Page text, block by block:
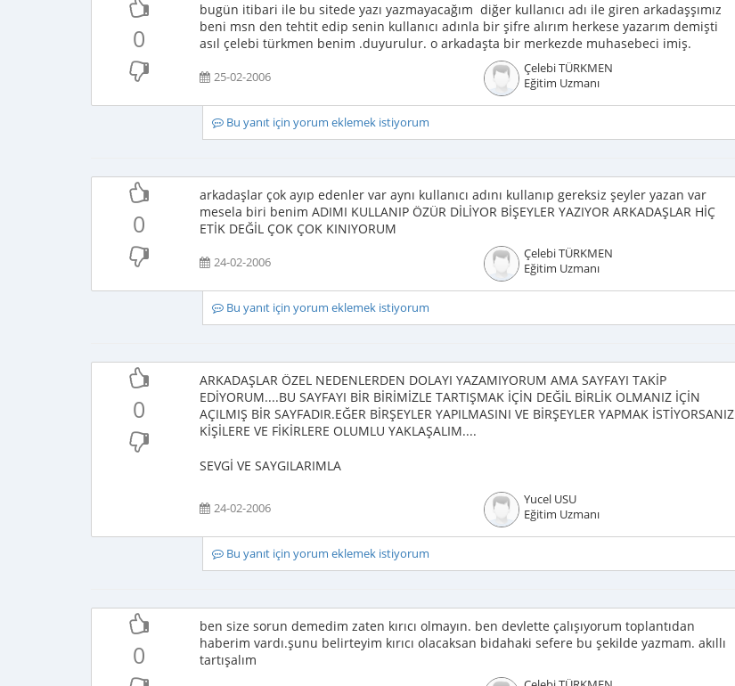
0
bugün itibari ile bu sitede yazı yazmayacağım diğer kullanıcı adı ile giren arkadaşşımız
beni msn den tehtit edip senin kullanıcı adınla bir şifre alırım herkese yazarım demişti
asıl çelebi türkmen benim .duyurulur. o arkadaşta bir merkezde muhasebeci imiş.
25-02-2006
Çelebi TÜRKMEN
Eğitim Uzmanı
Bu yanıt için yorum eklemek istiyorum
0
arkadaşlar çok ayıp edenler var aynı kullanıcı adını kullanıp gereksiz şeyler yazan var
mesela biri benim ADIMI KULLANIP ÖZÜR DİLİYOR BİŞEYLER YAZIYOR ARKADAŞLAR HİÇ
ETİK DEĞİL ÇOK ÇOK KINIYORUM
24-02-2006
Çelebi TÜRKMEN
Eğitim Uzmanı
Bu yanıt için yorum eklemek istiyorum
0
ARKADAŞLAR ÖZEL NEDENLERDEN DOLAYI YAZAMIYORUM AMA SAYFAYI TAKİP
EDİYORUM....BU SAYFAYI BİR BİRİMİZLE TARTIŞMAK İÇİN DEĞİL BİRLİK OLMANIZ İÇİN
AÇILMIŞ BİR SAYFADIR.EĞER BİRŞEYLER YAPILMASINI VE BİRŞEYLER YAPMAK İSTİYORSANIZ
KİŞİLERE VE FİKİRLERE OLUMLU YAKLAŞALIM....
SEVGİ VE SAYGILARIMLA
24-02-2006
Yucel USU
Eğitim Uzmanı
Bu yanıt için yorum eklemek istiyorum
0
ben size sorun demedim zaten kırıcı olmayın. ben devlette çalışıyorum toplantıdan
haberim vardı.şunu belirteyim kırıcı olacaksan bidahaki sefere bu şekilde yazmam. akıllı
tartışalım